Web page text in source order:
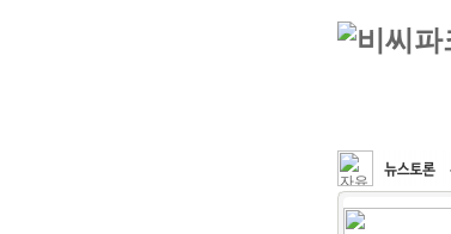
커뮤니티